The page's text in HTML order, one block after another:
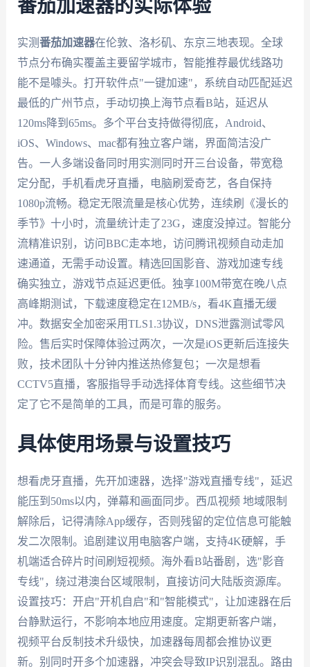
番茄加速器的实际体验
实测番茄加速器在伦敦、洛杉矶、东京三地表现。全球
节点分布确实覆盖主要留学城市，智能推荐最优线路功
能不是噱头。打开软件点"一键加速"，系统自动匹配延迟
最低的广州节点，手动切换上海节点看B站，延迟从
120ms降到65ms。多个平台支持做得彻底，Android、
iOS、Windows、mac都有独立客户端，界面简洁没广
告。一人多端设备同时用实测同时开三台设备，带宽稳
定分配，手机看虎牙直播，电脑刷爱奇艺，各自保持
1080p流畅。稳定无限流量是核心优势，连续刷《漫长的
季节》十小时，流量统计走了23G，速度没掉过。智能分
流精准识别，访问BBC走本地，访问腾讯视频自动走加
速通道，无需手动设置。精选回国影音、游戏加速专线
确实独立，游戏节点延迟更低。独享100M带宽在晚八点
高峰期测试，下载速度稳定在12MB/s，看4K直播无缓
冲。数据安全加密采用TLS1.3协议，DNS泄露测试零风
险。售后实时保障体验过两次，一次是iOS更新后连接失
败，技术团队十分钟内推送热修复包；一次是想看
CCTV5直播，客服指导手动选择体育专线。这些细节决
定了它不是简单的工具，而是可靠的服务。
具体使用场景与设置技巧
想看虎牙直播，先开加速器，选择"游戏直播专线"，延迟
能压到50ms以内，弹幕和画面同步。西瓜视频 地域限制
解除后，记得清除App缓存，否则残留的定位信息可能触
发二次限制。追剧建议用电脑客户端，支持4K硬解，手
机端适合碎片时间刷短视频。海外看B站番剧，选"影音
专线"，绕过港澳台区域限制，直接访问大陆版资源库。
设置技巧：开启"开机自启"和"智能模式"，让加速器在后
台静默运行，不影响本地应用速度。定期更新客户端，
视频平台反制技术升级快，加速器每周都会推协议更
新。别同时开多个加速器，冲突会导致IP识别混乱。路由